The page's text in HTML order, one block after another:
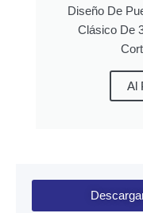
Diseño De
Clásico De
Al